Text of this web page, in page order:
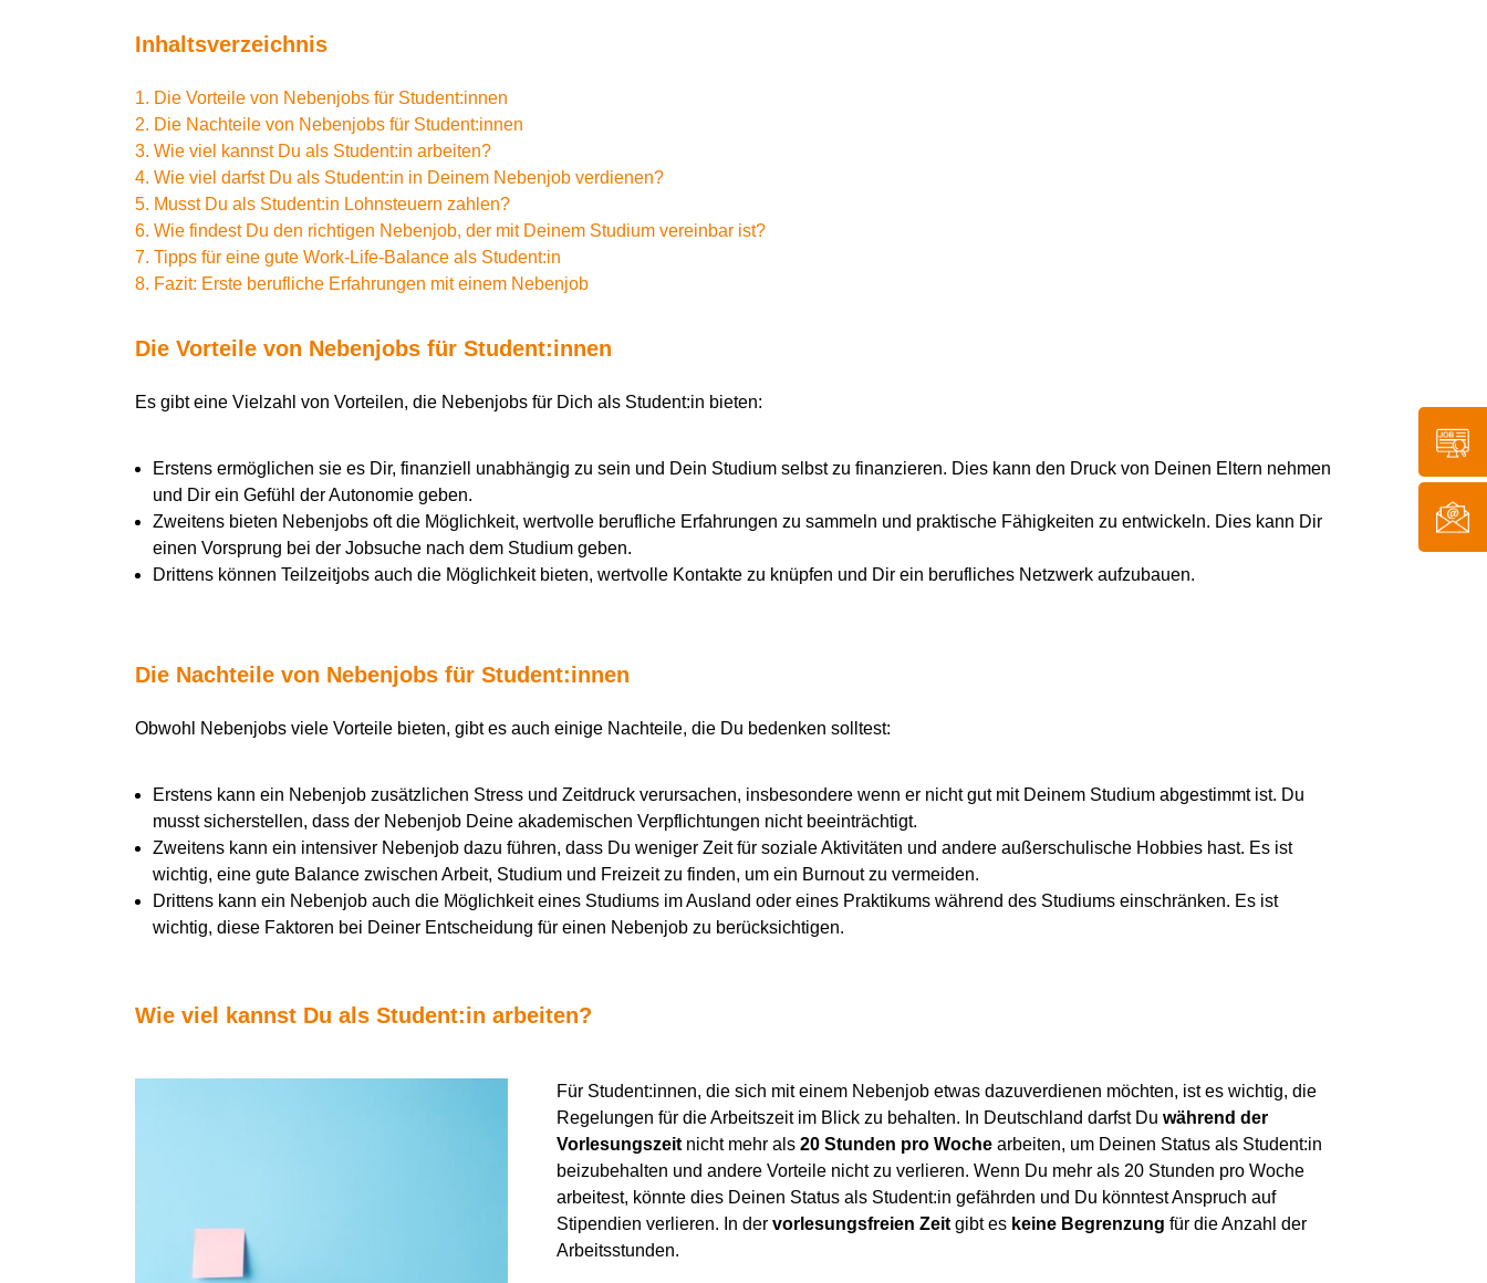
Inhaltsverzeichnis
1. Die Vorteile von Nebenjobs für Student:innen
2. Die Nachteile von Nebenjobs für Student:innen
3. Wie viel kannst Du als Student:in arbeiten?
4. Wie viel darfst Du als Student:in in Deinem Nebenjob verdienen?
5. Musst Du als Student:in Lohnsteuern zahlen?
6. Wie findest Du den richtigen Nebenjob, der mit Deinem Studium vereinbar ist?
7. Tipps für eine gute Work-Life-Balance als Student:in
8. Fazit: Erste berufliche Erfahrungen mit einem Nebenjob
Die Vorteile von Nebenjobs für Student:innen
Es gibt eine Vielzahl von Vorteilen, die Nebenjobs für Dich als Student:in bieten:
Erstens ermöglichen sie es Dir, finanziell unabhängig zu sein und Dein Studium selbst zu finanzieren. Dies kann den Druck von Deinen Eltern nehmen
und Dir ein Gefühl der Autonomie geben.
Zweitens bieten Nebenjobs oft die Möglichkeit, wertvolle berufliche Erfahrungen zu sammeln und praktische Fähigkeiten zu entwickeln. Dies kann Dir
einen Vorsprung bei der Jobsuche nach dem Studium geben.
Drittens können Teilzeitjobs auch die Möglichkeit bieten, wertvolle Kontakte zu knüpfen und Dir ein berufliches Netzwerk aufzubauen.
Die Nachteile von Nebenjobs für Student:innen
Obwohl Nebenjobs viele Vorteile bieten, gibt es auch einige Nachteile, die Du bedenken solltest:
Erstens kann ein Nebenjob zusätzlichen Stress und Zeitdruck verursachen, insbesondere wenn er nicht gut mit Deinem Studium abgestimmt ist. Du
musst sicherstellen, dass der Nebenjob Deine akademischen Verpflichtungen nicht beeinträchtigt.
Zweitens kann ein intensiver Nebenjob dazu führen, dass Du weniger Zeit für soziale Aktivitäten und andere außerschulische Hobbies hast. Es ist
wichtig, eine gute Balance zwischen Arbeit, Studium und Freizeit zu finden, um ein Burnout zu vermeiden.
Drittens kann ein Nebenjob auch die Möglichkeit eines Studiums im Ausland oder eines Praktikums während des Studiums einschränken. Es ist
wichtig, diese Faktoren bei Deiner Entscheidung für einen Nebenjob zu berücksichtigen.
Wie viel kannst Du als Student:in arbeiten?
Für Student:innen, die sich mit einem Nebenjob etwas dazuverdienen möchten, ist es wichtig, die
Regelungen für die Arbeitszeit im Blick zu behalten. In Deutschland darfst Duwährend der
Vorlesungszeit nicht mehr als20 Stunden pro Woche arbeiten, um Deinen Status als Student:in
beizubehalten und andere Vorteile nicht zu verlieren. Wenn Du mehr als 20 Stunden pro Woche
arbeitest, könnte dies Deinen Status als Student:in gefährden und Du könntest Anspruch auf
Stipendien verlieren. In der vorlesungsfreien Zeit gibt es keine Begrenzung für die Anzahl der
Arbeitsstunden.